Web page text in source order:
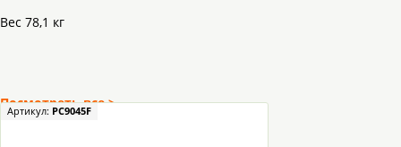
Вес 78,1 кг
Посмотреть все >
Артикул: PC9045F